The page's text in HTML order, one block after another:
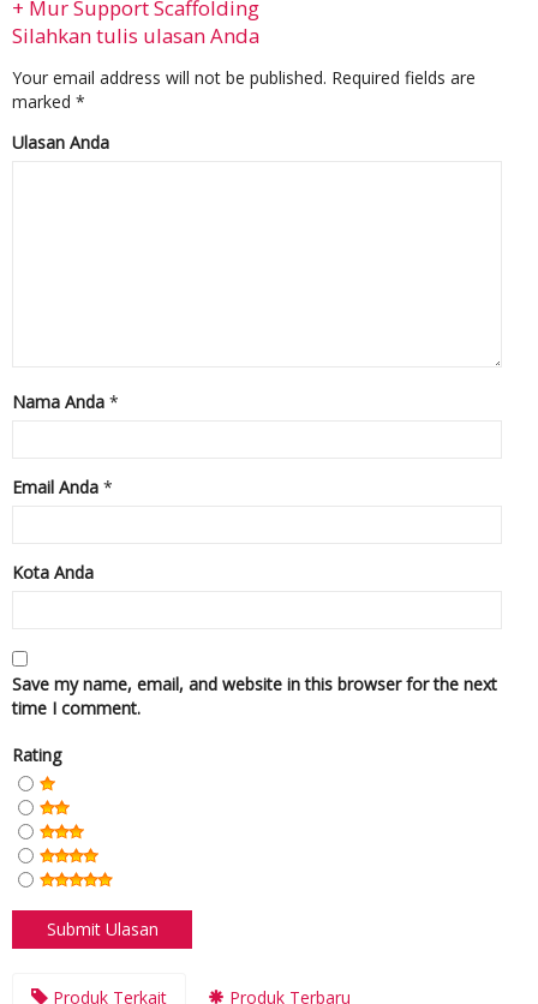
+ Mur Support Scaffolding
Silahkan tulis ulasan Anda
Your email address will not be published. Required fields are
marked *
Ulasan Anda
Nama Anda *
Email Anda *
Kota Anda
Save my name, email, and website in this browser for the next
time I comment.
Rating
Produk Terkait Produk Terbaru